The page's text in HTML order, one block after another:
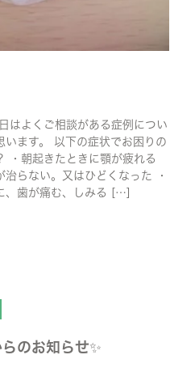
はよくご相談がある症例につい
います。 以下の症状でお困りの
・朝起きたときに顎が疲れる
らない。又はひどくなった ・
、歯が痛む、しみる […]
のお知らせ✨